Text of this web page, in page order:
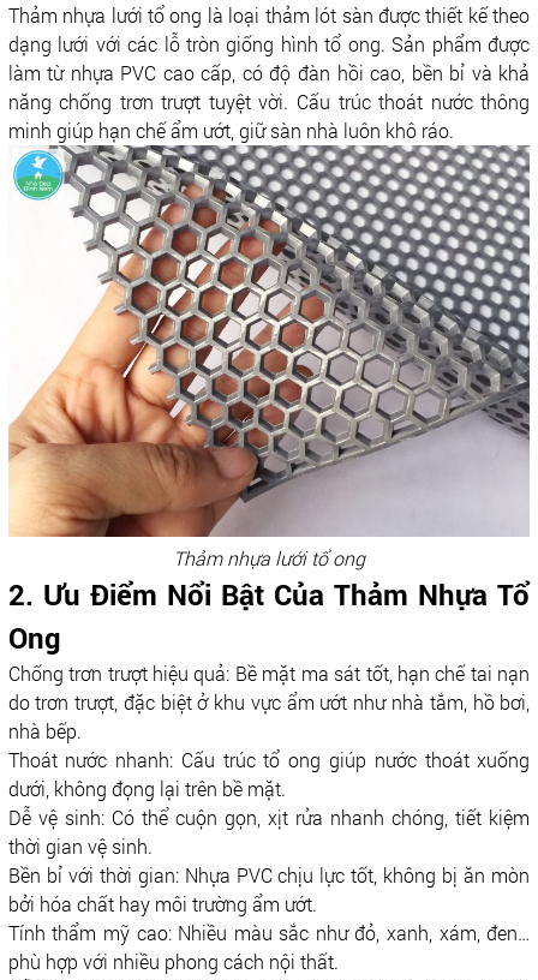
Thảm nhựa lưới tổ ong là loại thảm lót sàn được thiết kế theo
dạng lưới với các lỗ tròn giống hình tổ ong. Sản phẩm được
làm từ nhựa PVC cao cấp, có độ đàn hồi cao, bền bỉ và khả
năng chống trơn trượt tuyệt vời. Cấu trúc thoát nước thông
minh giúp hạn chế ẩm ướt, giữ sàn nhà luôn khô ráo.
Thảm nhựa lưới tổ ong
2. Ưu Điểm Nổi Bật Của Thảm Nhựa Tổ
Ong
Chống trơn trượt hiệu quả: Bề mặt ma sát tốt, hạn chế tai nạn
do trơn trượt, đặc biệt ở khu vực ẩm ướt như nhà tắm, hồ bơi,
nhà bếp.
Thoát nước nhanh: Cấu trúc tổ ong giúp nước thoát xuống
dưới, không đọng lại trên bề mặt.
Dễ vệ sinh: Có thể cuộn gọn, xịt rửa nhanh chóng, tiết kiệm
thời gian vệ sinh.
Bền bỉ với thời gian: Nhựa PVC chịu lực tốt, không bị ăn mòn
bởi hóa chất hay môi trường ẩm ướt.
Tính thẩm mỹ cao: Nhiều màu sắc như đỏ, xanh, xám, đen…
phù hợp với nhiều phong cách nội thất.